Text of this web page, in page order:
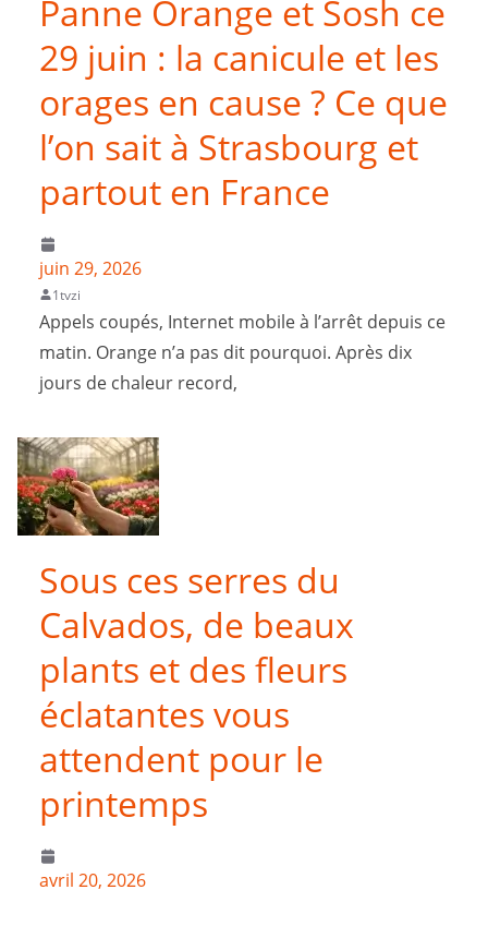
Panne Orange et Sosh ce
29 juin : la canicule et les
orages en cause ? Ce que
l’on sait à Strasbourg et
partout en France
juin 29, 2026
1tvzi
Appels coupés, Internet mobile à l’arrêt depuis ce
matin. Orange n’a pas dit pourquoi. Après dix
jours de chaleur record,
Sous ces serres du
Calvados, de beaux
plants et des fleurs
éclatantes vous
attendent pour le
printemps
avril 20, 2026